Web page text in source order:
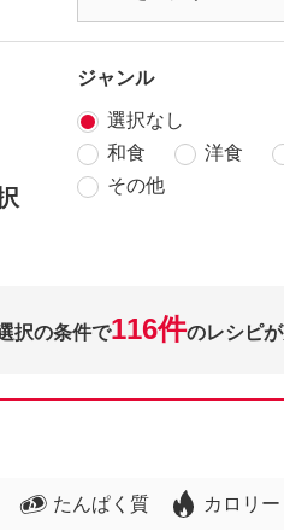
ジャンル
選択なし
和食
洋食
その他
択の条件で116件のレシピ
たんぱく質 カロリー